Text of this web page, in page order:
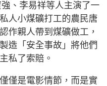
、李易祥等人主演了一
人小煤礦打工的農民唐
作親人帶到煤礦做工，
造「安全事故」將他們
私了索賠。
僅是電影情節，而是實